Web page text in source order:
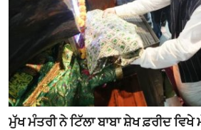
ਮੁੱਖ ਮੰਤਰੀ ਨੇ ਟਿੱਲਾ ਬਾਬਾ ਸ਼ੇਖ ਫ਼ਰੀਦ